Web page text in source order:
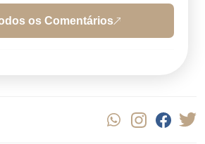
os Comentários